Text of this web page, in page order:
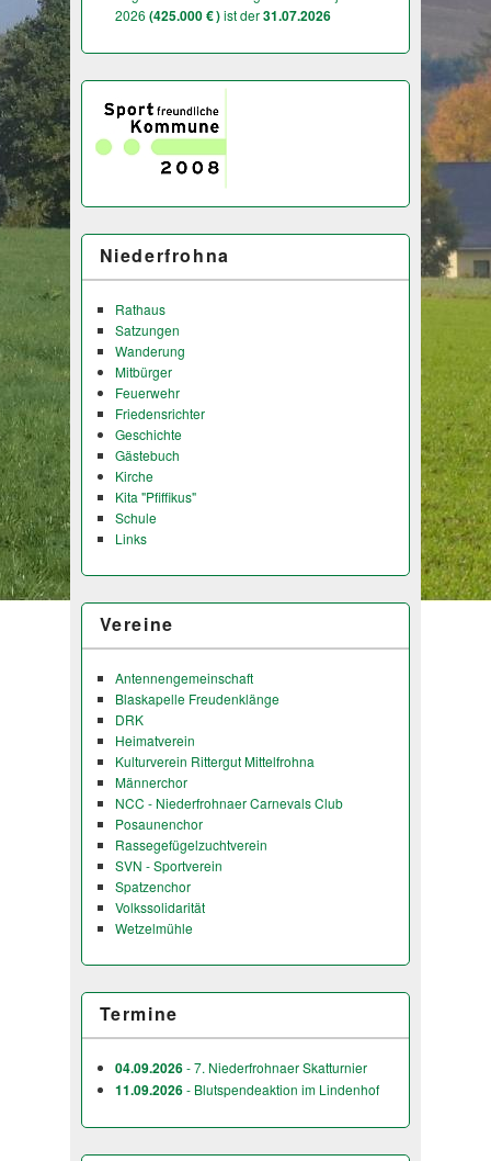
2026 (425.000 € )ist der31.07.2026
Niederfrohna
Rathaus
Satzungen
Wanderung
Mitbürger
Feuerwehr
Friedensrichter
Geschichte
Gästebuch
Kirche
Kita "Pfiffikus"
Schule
Links
Vereine
Antennengemeinschaft
Blaskapelle Freudenklänge
DRK
Heimatverein
Kulturverein Rittergut Mittelfrohna
Männerchor
NCC - Niederfrohnaer Carnevals Club
Posaunenchor
Rassegefügelzuchtverein
SVN - Sportverein
Spatzenchor
Volkssolidarität
Wetzelmühle
Termine
04.09.2026- 7. Niederfrohnaer Skatturnier
11.09.2026- Blutspendeaktion im Lindenhof